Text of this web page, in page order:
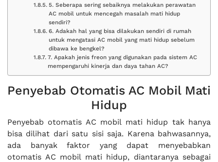
5. Seberapa sering sebaiknya melakukan perawatan
AC mobil untuk mencegah masalah mati hidup
sendiri?
6. Adakah hal yang bisa dilakukan sendiri di rumah
untuk mengatasi AC mobil yang mati hidup sebelum
dibawa ke bengkel?
7. Apakah jenis freon yang digunakan pada sistem AC
mempengaruhi kinerja dan daya tahan AC?
Penyebab Otomatis AC Mobil Mati
Hidup
Penyebab otomatis AC mobil mati hidup tak hanya
bisa dilihat dari satu sisi saja. Karena bahwasannya,
ada banyak faktor yang dapat menyebabkan
otomatis AC mobil mati hidup, diantaranya sebagai